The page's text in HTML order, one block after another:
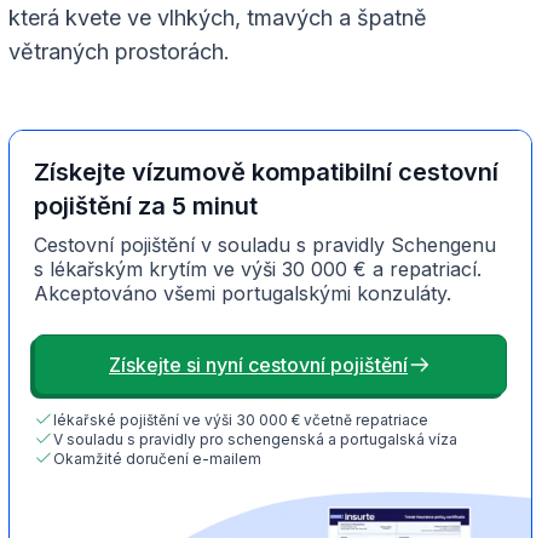
která kvete ve vlhkých, tmavých a špatně
větraných prostorách.
Získejte vízumově kompatibilní cestovní
pojištění za 5 minut
Cestovní pojištění v souladu s pravidly Schengenu
s lékařským krytím ve výši 30 000 € a repatriací.
Akceptováno všemi portugalskými konzuláty.
Získejte si nyní cestovní pojištění
lékařské pojištění ve výši 30 000 € včetně repatriace
V souladu s pravidly pro schengenská a portugalská víza
Okamžité doručení e-mailem